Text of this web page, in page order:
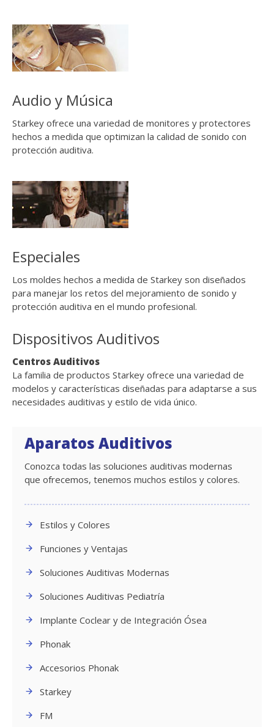
Audio y Música
Starkey ofrece una variedad de monitores y protectores
hechos a medida que optimizan la calidad de sonido con
protección auditiva.
Especiales
Los moldes hechos a medida de Starkey son diseñados
para manejar los retos del mejoramiento de sonido y
protección auditiva en el mundo profesional.
Dispositivos Auditivos
Centros Auditivos
La familia de productos Starkey ofrece una variedad de
modelos y características diseñadas para adaptarse a sus
necesidades auditivas y estilo de vida único.
Aparatos Auditivos
Conozca todas las soluciones auditivas modernas
que ofrecemos, tenemos muchos estilos y colores.
Estilos y Colores
Funciones y Ventajas
Soluciones Auditivas Modernas
Soluciones Auditivas Pediatría
Implante Coclear y de Integración Ósea
Phonak
Accesorios Phonak
Starkey
FM